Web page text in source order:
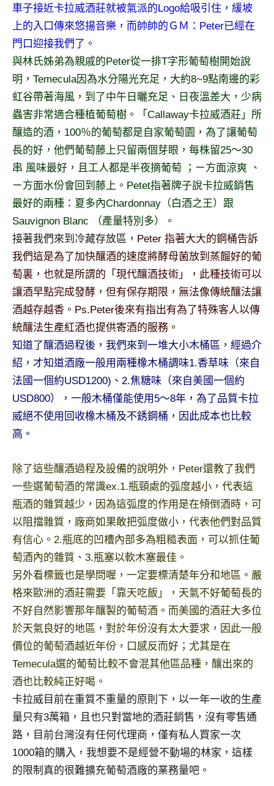
觀
光
合
作
達
人
對
★
車子接近卡拉威酒莊就被氣派的Logo給吸引住，緩坡
上的入口傳來悠揚音樂，而帥帥的ＧＭ：Peter已經在
門口迎接我們了。
與林氏姊弟為親戚的Peter從一排T字形葡萄樹開始說
明，Temecula因為水分陽光充足，大約8~9點南邊的彩
虹谷帶著海風，到了中午日曬充足、日夜溫差大，少病
蟲害非常適合種植葡萄樹。「Callaway卡拉威酒莊」所
釀造的酒，100％的葡萄都是自家葡萄園，為了讓葡萄
長的好，他們葡萄藤上只留兩個芽眼，每株留25～30
串 風味最好，且工人都是半夜摘葡萄 ；ㄧ方面涼爽 、
ㄧ方面水份會回到藤上。Petet指著牌子說卡拉威銷售
最好的兩種：夏多內Chardonnay（白酒之王）跟
Sauvignon Blanc （產量特別多）。
接著我們來到冷藏存放區， Peter 指著大大的鋼桶告訴
我們這是為了加快釀酒的速度將酵母菌放到蒸餾好的葡
萄裏，也就是所謂的「現代釀酒技術」，此種技術可以
讓酒早點完成發酵，但有保存期限，無法像傳統釀法讓
酒越存越香。Ps.Peter後來有指出有為了特殊客人以傳
統釀法生產紅酒也提供寄酒的服務。
知道了釀酒過程後，我們來到一堆大小木桶區，經過介
紹，才知道酒廠一般用兩種橡木桶調味1.香草味（來自
法國一個約USD1200)、2.焦糖味（來自美國一個約
USD800），一般木桶僅能使用5～8年，為了品質卡拉
威絕不使用回收橡木桶及不銹鋼桶，因此成本也比較
高。
除了這些釀酒過程及設備的說明外，Peter還教了我們
一些選葡萄酒的常識ex.1.瓶頸處的弧度越小，代表這
瓶酒的雜質越少，因為這弧度的作用是在傾倒酒時，可
以阻擋雜質，廠商如果敢把弧度做小，代表他們對品質
有信心。2.瓶底的凹槽內部多為粗糙表面，可以抓住葡
萄酒內的雜質、3.瓶塞以軟木塞最佳。
另外看標籤也是學問喔，一定要標清楚年分和地區。嚴
格來歐洲的酒莊需要「靠天吃飯」，天氣不好葡萄長的
不好自然影響那年釀製的葡萄酒。而美國的酒莊大多位
於天氣良好的地區，對於年份沒有太大要求，因此一般
價位的葡萄酒越近年份，口感反而好；尤其是在
Temecula選的葡萄比較不會混其他區品種，釀出來的
酒也比較純正好喝。
卡拉威目前在重質不重量的原則下，以一年一收的生產
量只有3萬箱，且也只對當地的酒莊銷售，沒有零售通
路，目前台灣沒有任何代理商，僅有私人買家一次
1000箱的購入，我想要不是經營不動場的林家，這樣
的限制真的很難擴充葡萄酒廠的業務量吧。